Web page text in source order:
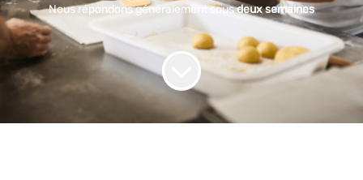
Nous répondons généralement sousdeux semaines